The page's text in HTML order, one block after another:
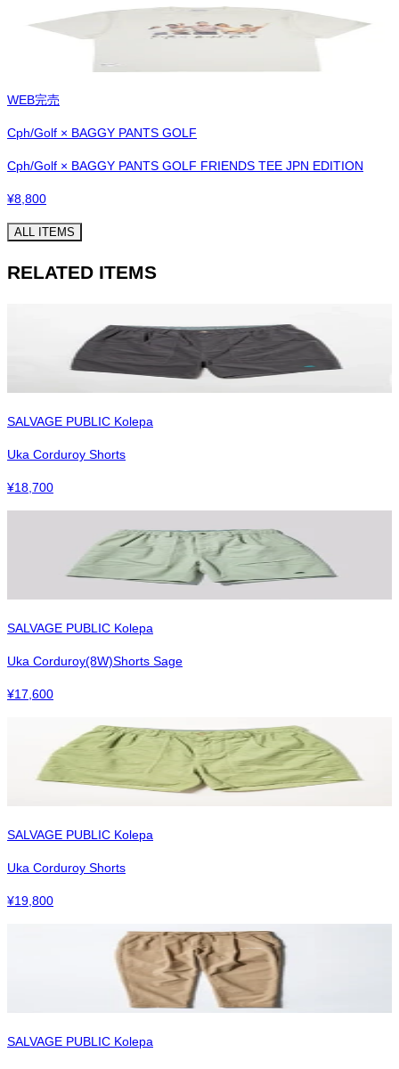
WEB完売
Cph/Golf × BAGGY PANTS GOLF
Cph/Golf × BAGGY PANTS GOLF FRIENDS TEE JPN EDITION
¥8,800
ALL ITEMS
RELATED ITEMS
SALVAGE PUBLIC Kolepa
Uka Corduroy Shorts
¥18,700
SALVAGE PUBLIC Kolepa
Uka Corduroy(8W)Shorts Sage
¥17,600
SALVAGE PUBLIC Kolepa
Uka Corduroy Shorts
¥19,800
SALVAGE PUBLIC Kolepa